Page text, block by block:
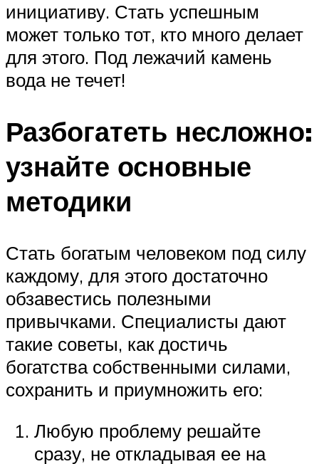
инициативу. Стать успешным
может только тот, кто много делает
для этого. Под лежачий камень
вода не течет!
Разбогатеть несложно:
узнайте основные
методики
Стать богатым человеком под силу
каждому, для этого достаточно
обзавестись полезными
привычками. Специалисты дают
такие советы, как достичь
богатства собственными силами,
сохранить и приумножить его:
Любую проблему решайте
сразу, не откладывая ее на